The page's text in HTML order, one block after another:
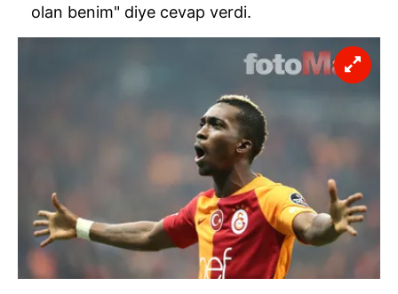
olan benim" diye cevap verdi.